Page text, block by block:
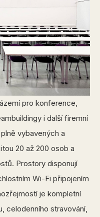
pro konference,
i další firemní
vybavených a
20 až 200 osob a
Prostory disponují
Wi-Fi připojením
je kompletní
celodenního stravování,